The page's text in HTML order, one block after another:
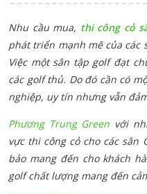
Nhu cầu mua, thi công cỏ
phát triển mạnh mẽ của các
Việc một sân tập golf đạt
các golf thủ. Do đó cần có
nghiệp, uy tín nhưng vẫn
Phương Trung Green với
vực thi công cỏ cho các
bảo mang đến cho khách
golf chất lượng mang đến